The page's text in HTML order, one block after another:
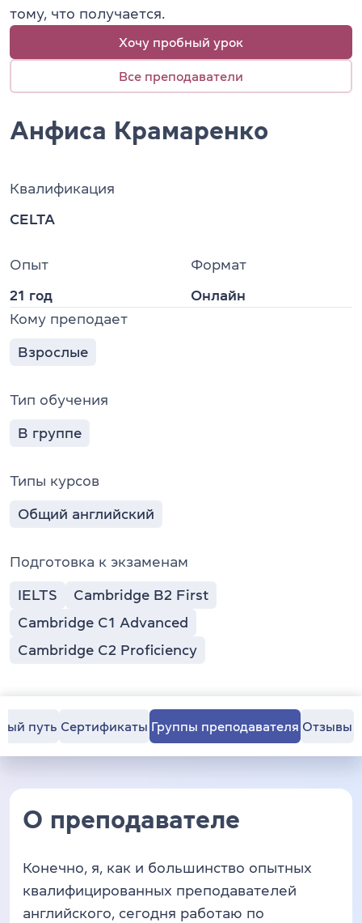
тому, что получается.
Хочу пробный урок
Все преподаватели
Анфиса Крамаренко
Квалификация
CELTA
Опыт
21 год
Формат
Онлайн
Кому преподает
Взрослые
Тип обучения
В группе
Типы курсов
Общий английский
Подготовка к экзаменам
IELTS
Cambridge B2 First
Cambridge C1 Advanced
Cambridge C2 Proficiency
путь Сертификаты Группы преподавателя Отзывы
О преподавателе
Конечно, я, как и большинство опытных
квалифицированных преподавателей
английского, сегодня работаю по